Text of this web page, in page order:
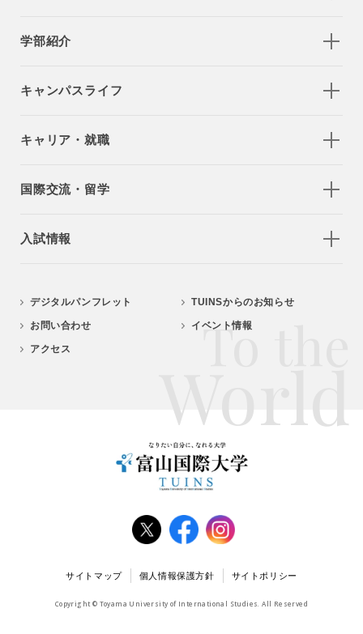
学部紹介
キャンパスライフ
キャリア・就職
国際交流・留学
入試情報
デジタルパンフレット
お問い合わせ
アクセス
TUINSからのお知らせ
イベント情報
To the
World
サイトマップ 個人情報保護方針 サイトポリシー
Copyright © Toyama University of International Studies. All Reserved